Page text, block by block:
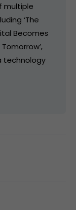
multiple
‘The
Becomes
technology